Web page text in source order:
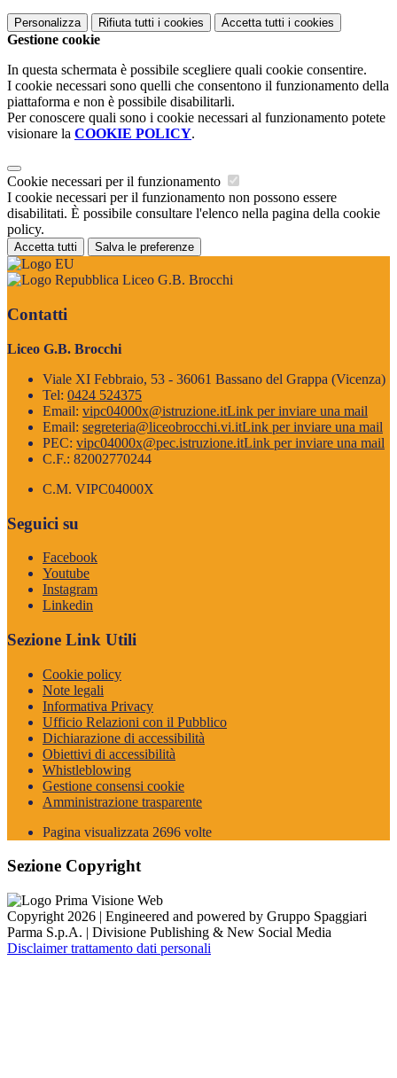
Personalizza Rifiuta tutti i cookies Accetta tutti i cookies
Gestione cookie
In questa schermata è possibile scegliere quali cookie consentire.
I cookie necessari sono quelli che consentono il funzionamento della
piattaforma e non è possibile disabilitarli.
Per conoscere quali sono i cookie necessari al funzionamento potete
visionare la COOKIE POLICY.
Cookie necessari per il funzionamento
I cookie necessari per il funzionamento non possono essere
disabilitati. È possibile consultare l'elenco nella pagina della cookie
policy.
Accetta tutti Salva le preferenze
Liceo G.B. Brocchi
Contatti
Liceo G.B. Brocchi
Viale XI Febbraio, 53 - 36061 Bassano del Grappa (Vicenza)
Tel: 0424 524375
Email: vipc04000x@istruzione.itLink per inviare una mail
Email: segreteria@liceobrocchi.vi.itLink per inviare una mail
PEC: vipc04000x@pec.istruzione.itLink per inviare una mail
C.F.: 82002770244
C.M. VIPC04000X
Seguici su
Facebook
Youtube
Instagram
Linkedin
Sezione Link Utili
Cookie policy
Note legali
Informativa Privacy
Ufficio Relazioni con il Pubblico
Dichiarazione di accessibilità
Obiettivi di accessibilità
Whistleblowing
Gestione consensi cookie
Amministrazione trasparente
Pagina visualizzata 2696 volte
Sezione Copyright
Copyright 2026 | Engineered and powered by Gruppo Spaggiari
Parma S.p.A. | Divisione Publishing & New Social Media
Disclaimer trattamento dati personali